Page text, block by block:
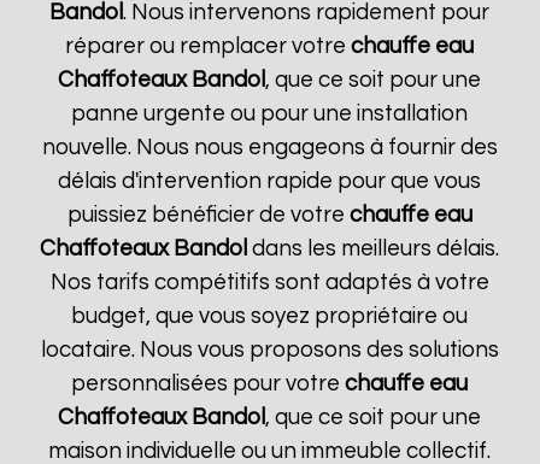
Bandol. Nous intervenons rapidement pour
réparer ou remplacer votrechauffe eau
Chaffoteaux Bandol, que ce soit pour une
panne urgente ou pour une installation
nouvelle. Nous nous engageons à fournir des
délais d'intervention rapide pour que vous
puissiez bénéficier de votre chauffe eau
Chaffoteaux Bandol dans les meilleurs délais.
Nos tarifs compétitifs sont adaptés à votre
budget, que vous soyez propriétaire ou
locataire. Nous vous proposons des solutions
personnalisées pour votrechauffe eau
Chaffoteaux Bandol, que ce soit pour une
maison individuelle ou un immeuble collectif.